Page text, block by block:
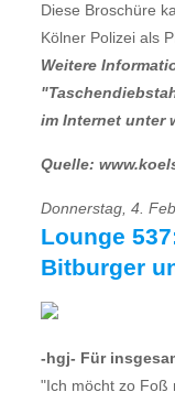
Diese Broschüre
Kölner Polizei als
Weitere
im Internet unter
Quelle:
Donnerstag, 4.
Lounge
Bitburger
-hgj- Für
"Ich möcht zo Foß